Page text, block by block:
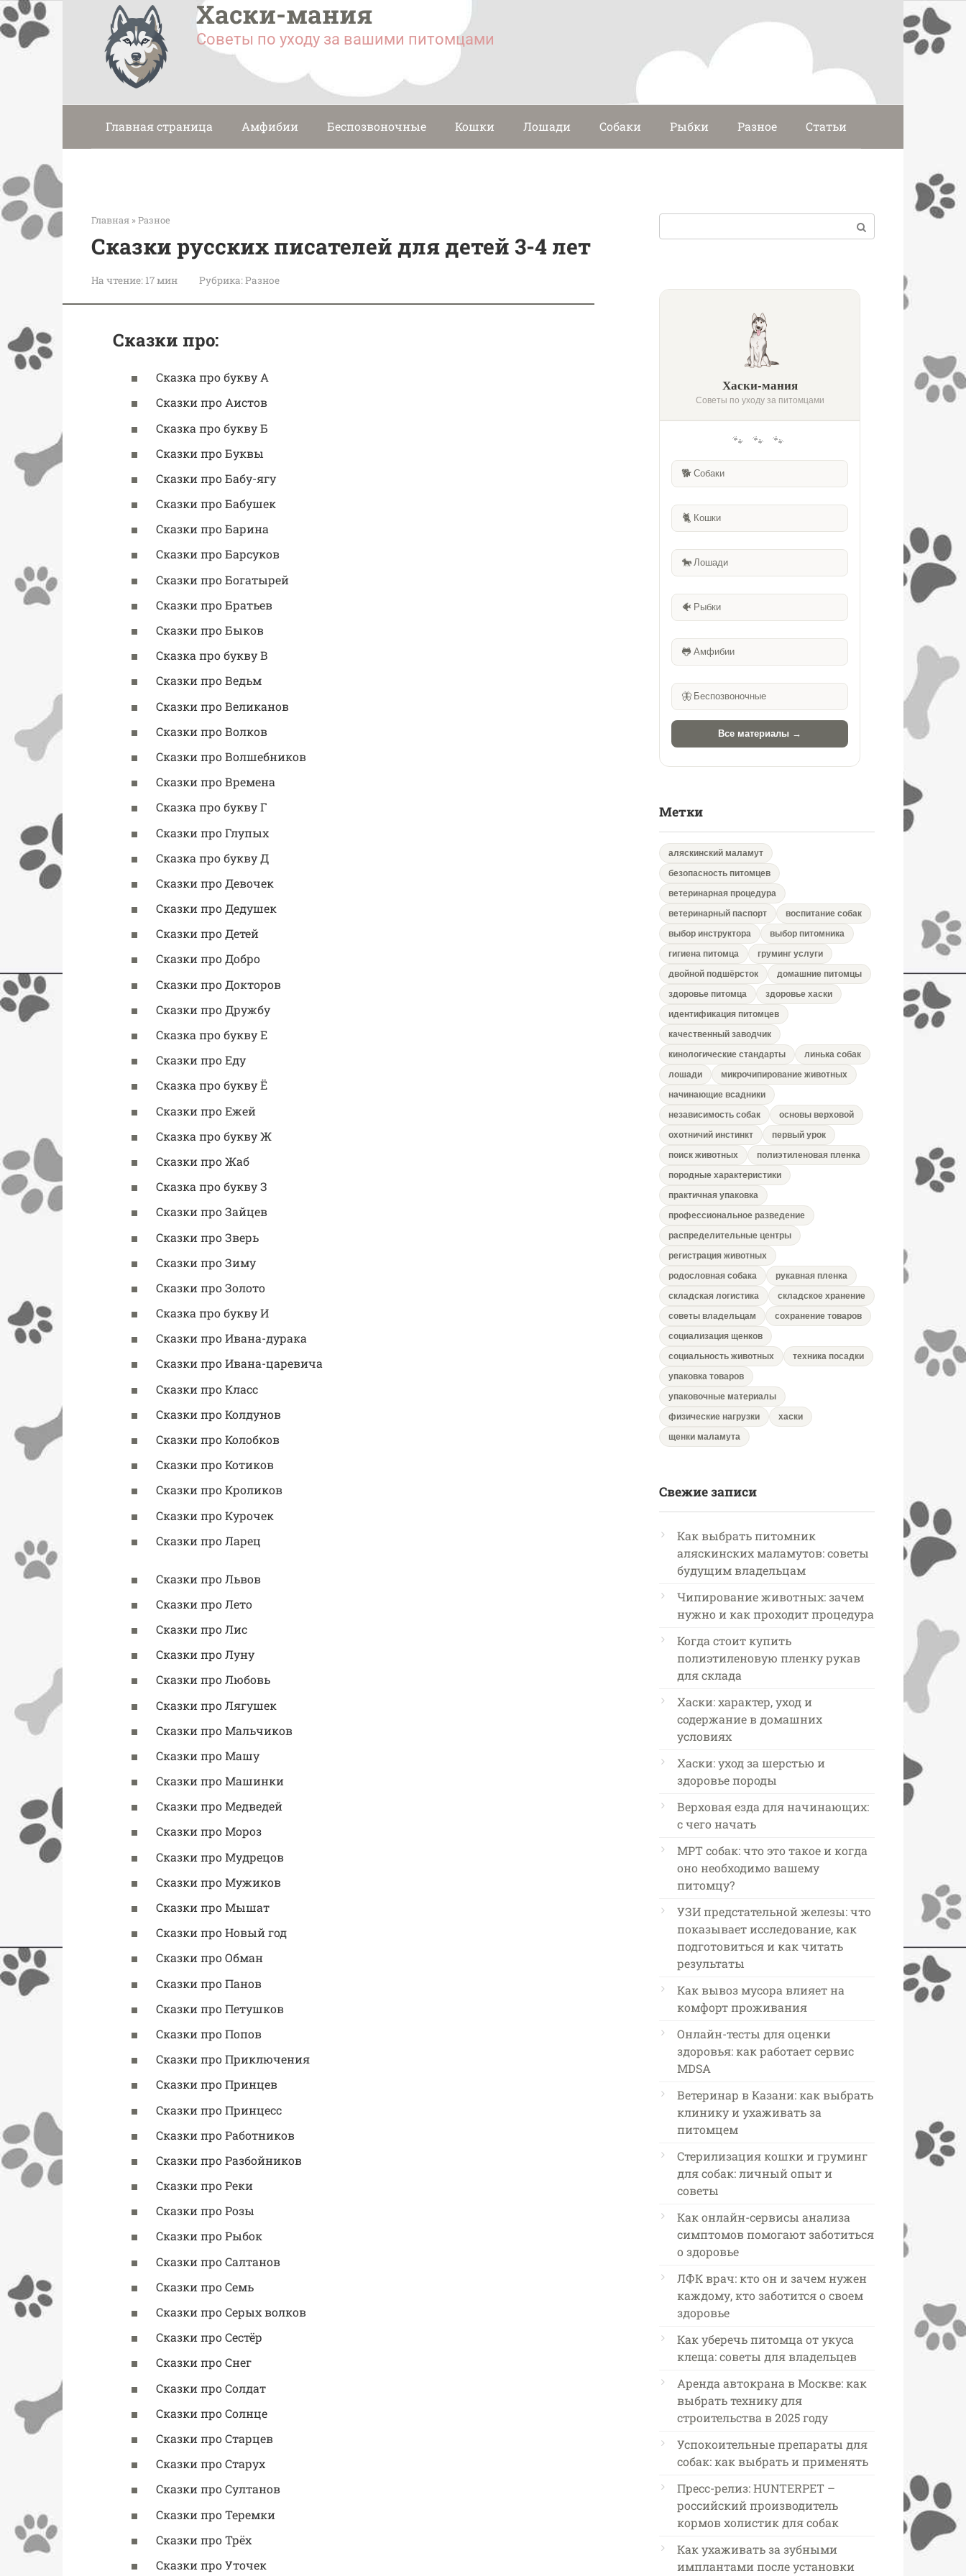
Перейти
к
контенту
Хаски-мания
Советы по уходу за вашими питомцами
Главная страница Амфибии Беспозвоночные Кошки Лошади Собаки Рыбки Разное Статьи
Главная »Разное
Сказки русских писателей для детей 3-4 лет
На чтение: 17 мин Рубрика:Разное
Сказки про:
Сказка про букву А
Сказки про Аистов
Сказка про букву Б
Сказки про Буквы
Сказки про Бабу-ягу
Сказки про Бабушек
Сказки про Барина
Сказки про Барсуков
Сказки про Богатырей
Сказки про Братьев
Сказки про Быков
Сказка про букву В
Сказки про Ведьм
Сказки про Великанов
Сказки про Волков
Сказки про Волшебников
Сказки про Времена
Сказка про букву Г
Сказки про Глупых
Сказка про букву Д
Сказки про Девочек
Сказки про Дедушек
Сказки про Детей
Сказки про Добро
Сказки про Докторов
Сказки про Дружбу
Сказка про букву Е
Сказки про Еду
Сказка про букву Ё
Сказки про Ежей
Сказка про букву Ж
Сказки про Жаб
Сказка про букву З
Сказки про Зайцев
Сказки про Зверь
Сказки про Зиму
Сказки про Золото
Сказка про букву И
Сказки про Ивана-дурака
Сказки про Ивана-царевича
Сказки про Класс
Сказки про Колдунов
Сказки про Колобков
Сказки про Котиков
Сказки про Кроликов
Сказки про Курочек
Сказки про Ларец
Сказки про Львов
Сказки про Лето
Сказки про Лис
Сказки про Луну
Сказки про Любовь
Сказки про Лягушек
Сказки про Мальчиков
Сказки про Машу
Сказки про Машинки
Сказки про Медведей
Сказки про Мороз
Сказки про Мудрецов
Сказки про Мужиков
Сказки про Мышат
Сказки про Новый год
Сказки про Обман
Сказки про Панов
Сказки про Петушков
Сказки про Попов
Сказки про Приключения
Сказки про Принцев
Сказки про Принцесс
Сказки про Работников
Сказки про Разбойников
Сказки про Реки
Сказки про Розы
Сказки про Рыбок
Сказки про Салтанов
Сказки про Семь
Сказки про Серых волков
Сказки про Сестёр
Сказки про Снег
Сказки про Солдат
Сказки про Солнце
Сказки про Старцев
Сказки про Старух
Сказки про Султанов
Сказки про Теремки
Сказки про Трёх
Сказки про Уточек
Хаски-мания
Советы по уходу за питомцами
🐾 🐾 🐾
🐕 Собаки
🐈 Кошки
🐎 Лошади
🐠 Рыбки
🐸 Амфибии
🦋 Беспозвоночные
Все материалы →
Метки
аляскинский маламут
безопасность питомцев
ветеринарная процедура
ветеринарный паспорт
воспитание собак
выбор инструктора
выбор питомника
гигиена питомца
груминг услуги
двойной подшёрсток
домашние питомцы
здоровье питомца
здоровье хаски
идентификация питомцев
качественный заводчик
кинологические стандарты
линька собак
лошади
микрочипирование животных
начинающие всадники
независимость собак
основы верховой
охотничий инстинкт
первый урок
поиск животных
полиэтиленовая пленка
породные характеристики
практичная упаковка
профессиональное разведение
распределительные центры
регистрация животных
родословная собака
рукавная пленка
складская логистика
складское хранение
советы владельцам
сохранение товаров
социализация щенков
социальность животных
техника посадки
упаковка товаров
упаковочные материалы
физические нагрузки
хаски
щенки маламута
Свежие записи
Как выбрать питомник
аляскинских маламутов: советы
будущим владельцам
Чипирование животных: зачем
нужно и как проходит процедура
Когда стоит купить
полиэтиленовую пленку рукав
для склада
Хаски: характер, уход и
содержание в домашних
условиях
Хаски: уход за шерстью и
здоровье породы
Верховая езда для начинающих:
с чего начать
МРТ собак: что это такое и когда
оно необходимо вашему
питомцу?
УЗИ предстательной железы: что
показывает исследование, как
подготовиться и как читать
результаты
Как вывоз мусора влияет на
комфорт проживания
Онлайн-тесты для оценки
здоровья: как работает сервис
MDSA
Ветеринар в Казани: как выбрать
клинику и ухаживать за
питомцем
Стерилизация кошки и груминг
для собак: личный опыт и
советы
Как онлайн-сервисы анализа
симптомов помогают заботиться
о здоровье
ЛФК врач: кто он и зачем нужен
каждому, кто заботится о своем
здоровье
Как уберечь питомца от укуса
клеща: советы для владельцев
Аренда автокрана в Москве: как
выбрать технику для
строительства в 2025 году
Успокоительные препараты для
собак: как выбрать и применять
Пресс-релиз: HUNTERPET –
российский производитель
кормов холистик для собак
Как ухаживать за зубными
имплантами после установки